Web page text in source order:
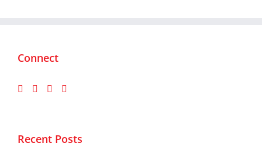
Connect
Recent Posts